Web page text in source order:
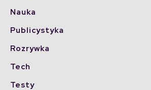
Nauka
Publicystyka
Rozrywka
Tech
Testy